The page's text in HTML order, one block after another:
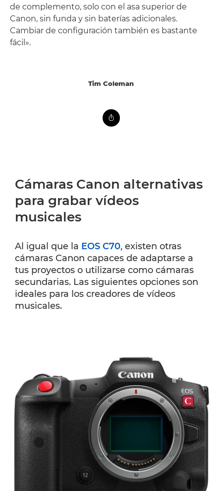
de complemento, solo con el asa superior de
Canon, sin funda y sin baterías adicionales.
Cambiar de configuración también es bastante
fácil».
Tim Coleman
Cámaras Canon alternativas
para grabar vídeos
musicales
Al igual que la EOS C70, existen otras
cámaras Canon capaces de adaptarse a
tus proyectos o utilizarse como cámaras
secundarias. Las siguientes opciones son
ideales para los creadores de vídeos
musicales.